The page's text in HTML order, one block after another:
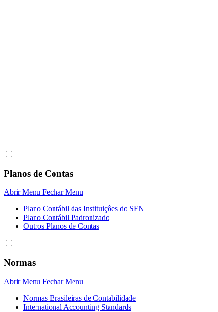
Planos de Contas
Abrir Menu Fechar Menu
Plano Contábil das Instituiçôes do SFN
Plano Contábil Padronizado
Outros Planos de Contas
Normas
Abrir Menu Fechar Menu
Normas Brasileiras de Contabilidade
International Accounting Standards